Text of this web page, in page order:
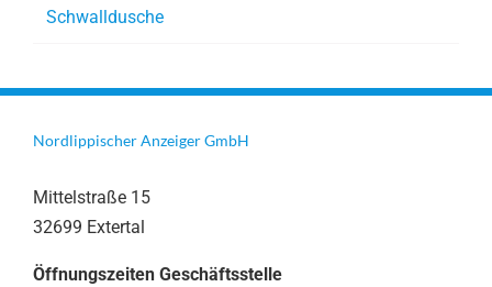
Schwalldusche
Nordlippischer Anzeiger GmbH
Mittelstraße 15
32699 Extertal
Öffnungszeiten Geschäftsstelle